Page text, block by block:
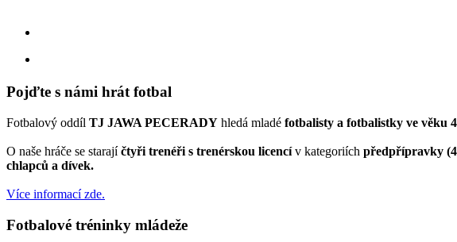
Pojďte s námi hrát fotbal
Fotbalový oddíl TJ JAWA PECERADY hledá mladé fotbalisty a fotbalistky ve věku
O naše hráče se starajíčtyři trenéři s trenérskou licencív kategoriích předpřípravky
chlapců a dívek.
Více informací zde.
Fotbalové tréninky mládeže